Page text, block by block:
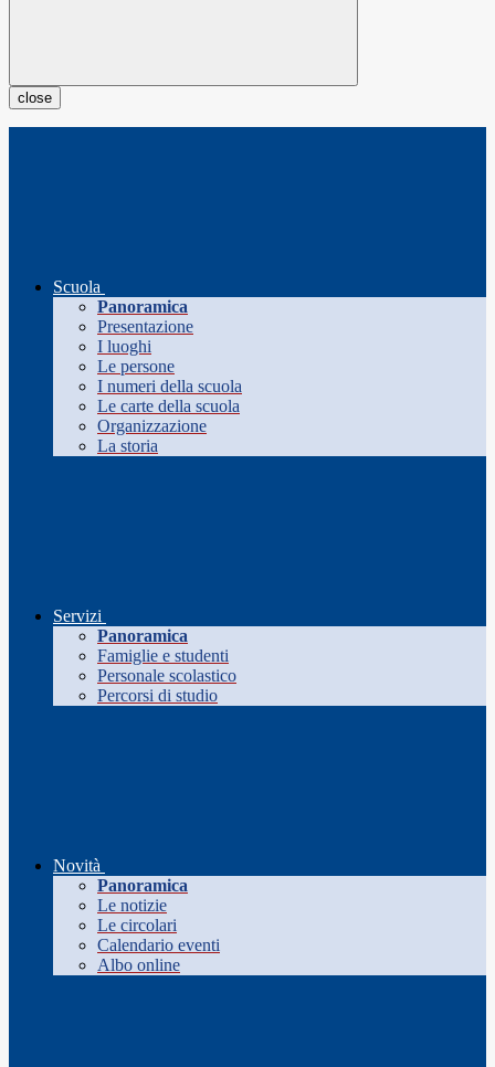
close
Scuola
Panoramica
Presentazione
I luoghi
Le persone
I numeri della scuola
Le carte della scuola
Organizzazione
La storia
Servizi
Panoramica
Famiglie e studenti
Personale scolastico
Percorsi di studio
Novità
Panoramica
Le notizie
Le circolari
Calendario eventi
Albo online